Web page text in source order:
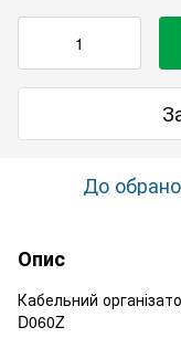
До
Опис
Кабельний
D060Z